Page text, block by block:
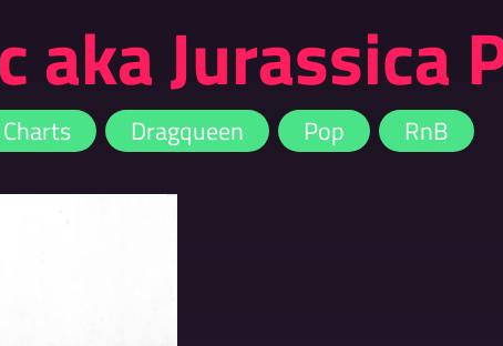
aka Jurassica
Charts Dragqueen Pop RnB